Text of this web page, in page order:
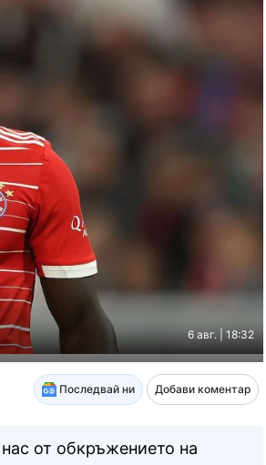
6 авг. | 18:32
Последвай ни Добави коментар
от обкръжението на